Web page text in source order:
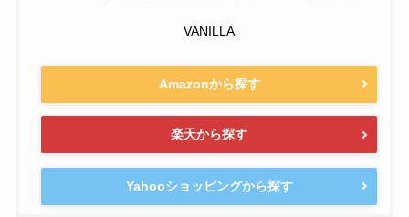
VANILLA
Amazonから探す
楽天から探す
Yahooショッピングから探す